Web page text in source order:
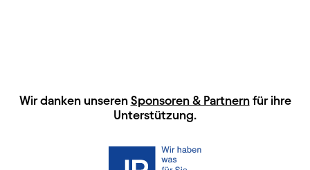
HAUPTSPONSOREN
Wir danken unseren Sponsoren & Partnernfür ihre
Unterstützung.